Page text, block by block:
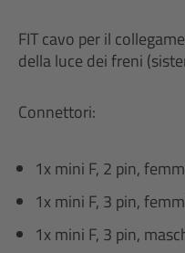
FIT cavo per il
della luce dei freni
Connettori:
1x mini F, 2 pin,
1x mini F, 3 pin,
1x mini F, 3 pin,